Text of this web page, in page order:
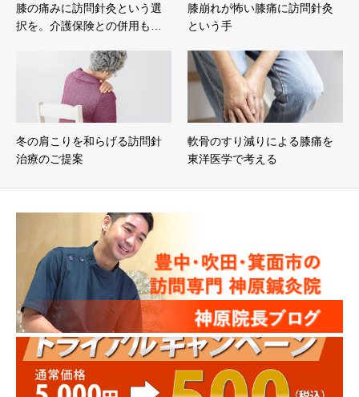
膝の痛みに訪問針灸という選
択を。介護保険との併用も…
膝崩れが怖い膝痛に訪問針灸
という手
冬の肩こりを和らげる訪問針
治療のご提案
軟骨のすり減りによる膝痛を
東洋医学で考える